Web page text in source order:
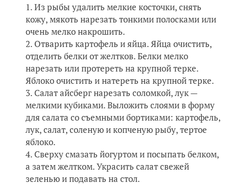
Из рыбы удалить мелкие косточки, снять
кожу, мякоть нарезать тонкими полосками или
очень мелко накрошить.
Отварить картофель и яйца. Яйца очистить,
отделить белки от желтков. Белки мелко
нарезать или протереть на крупной терке.
Яблоко очистить и натереть на крупной терке.
Салат айсберг нарезать соломкой, лук —
мелкими кубиками. Выложить слоями в форму
для салата со съемными бортиками: картофель,
лук, салат, соленую и копченую рыбу, тертое
яблоко.
Сверху смазать йогуртом и посыпать белком,
а затем желтком. Украсить салат свежей
зеленью и подавать на стол.